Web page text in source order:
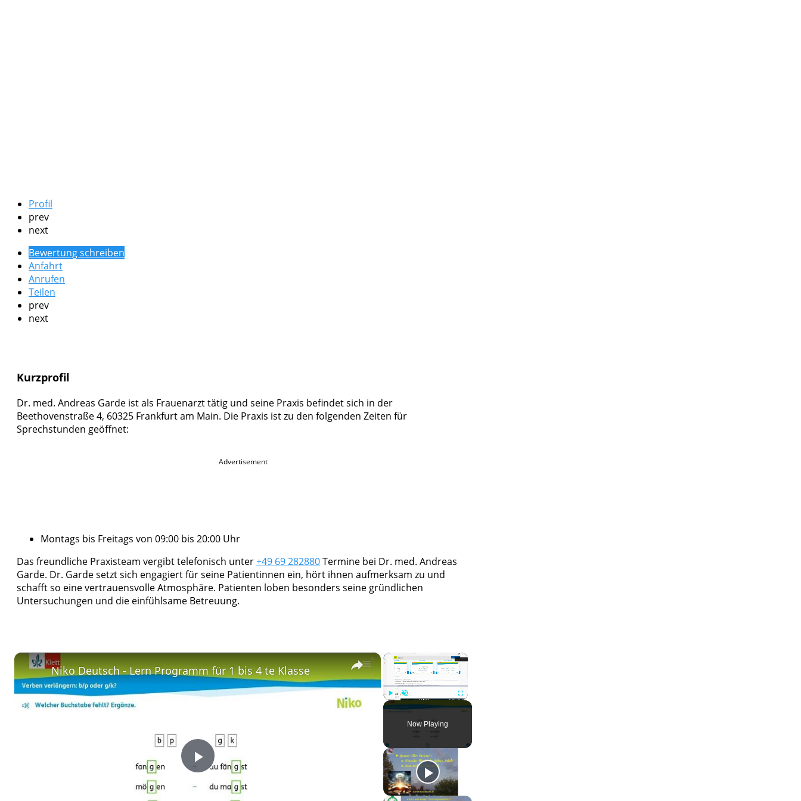
Profil
prev
next
Bewertung schreiben
Anfahrt
Anrufen
Teilen
prev
next
Kurzprofil
Dr. med. Andreas Garde ist als Frauenarzt tätig und seine Praxis befindet sich in der
Beethovenstraße 4, 60325 Frankfurt am Main. Die Praxis ist zu den folgenden Zeiten für
Sprechstunden geöffnet:
Advertisement
Montags bis Freitags von 09:00 bis 20:00 Uhr
Das freundliche Praxisteam vergibt telefonisch unter+49 69 282880Termine bei Dr. med. Andreas
Garde. Dr. Garde setzt sich engagiert für seine Patientinnen ein, hört ihnen aufmerksam zu und
schafft so eine vertrauensvolle Atmosphäre. Patienten loben besonders seine gründlichen
Untersuchungen und die einfühlsame Betreuung.
×
Play Unmute Fullscreen
Now Playing
×
Play
Niko Deutsch - Lern Programm für 1 bis 4 te Klasse